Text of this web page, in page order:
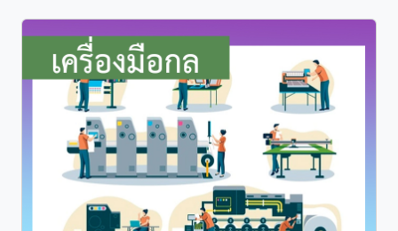
ม.2 ประเภทวัสดุ แบ่งเป็น 2 ประเภท 1. โลหะ คือ วัสดุที่ได้
จากการถลุงแร่ต่างๆ 2. อโลหะ คือ วัสดุที่เป็นฉนวนไฟฟ้า